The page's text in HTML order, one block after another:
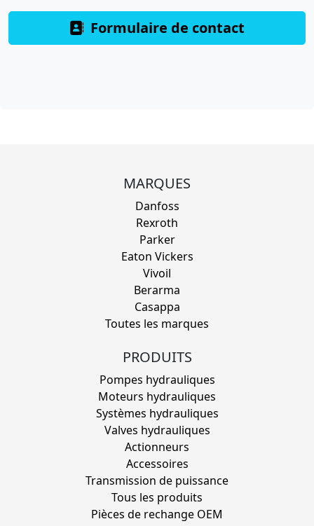
Formulaire de contact
MARQUES
Danfoss
Rexroth
Parker
Eaton Vickers
Vivoil
Berarma
Casappa
Toutes les marques
PRODUITS
Pompes hydrauliques
Moteurs hydrauliques
Systèmes hydrauliques
Valves hydrauliques
Actionneurs
Accessoires
Transmission de puissance
Tous les produits
Pièces de rechange OEM